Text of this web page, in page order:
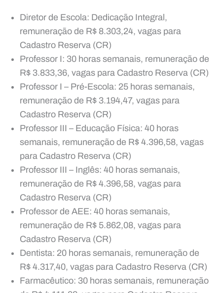
Diretor de Escola: Dedicação Integral,
remuneração de R$ 8.303,24, vagas para
Cadastro Reserva (CR)
Professor I: 30 horas semanais, remuneração de
R$ 3.833,36, vagas para Cadastro Reserva (CR)
Professor I – Pré-Escola: 25 horas semanais,
remuneração de R$ 3.194,47, vagas para
Cadastro Reserva (CR)
Professor III – Educação Física: 40 horas
semanais, remuneração de R$ 4.396,58, vagas
para Cadastro Reserva (CR)
Professor III – Inglês: 40 horas semanais,
remuneração de R$ 4.396,58, vagas para
Cadastro Reserva (CR)
Professor de AEE: 40 horas semanais,
remuneração de R$ 5.862,08, vagas para
Cadastro Reserva (CR)
Dentista: 20 horas semanais, remuneração de
R$ 4.317,40, vagas para Cadastro Reserva (CR)
Farmacêutico: 30 horas semanais, remuneração